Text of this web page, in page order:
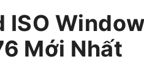
ISO
Mới Nhất